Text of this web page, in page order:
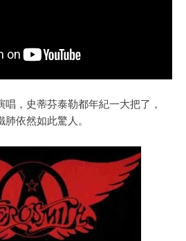
，史蒂芬泰勒都年紀一大把了，
肺依然如此驚人。